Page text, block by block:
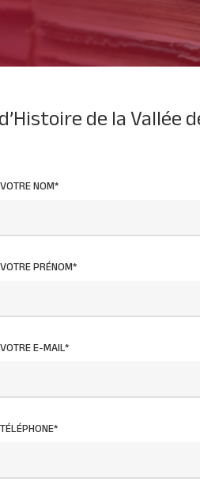
de la Vallée
VOTRE NOM*
VOTRE PRÉNOM*
VOTRE E-MAIL*
TÉLÉPHONE*